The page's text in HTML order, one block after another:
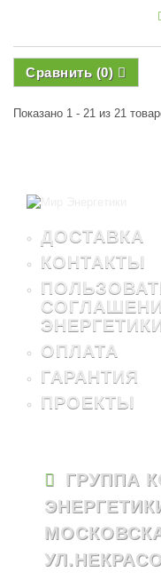
Сравнить (0)
Показано 1 - 21 из 21
ДОСТАВКА
КОНТАКТЫ
ОПЛАТА
ГАРАНТИЯ
ПРОЕКТЫ
ГРУППА